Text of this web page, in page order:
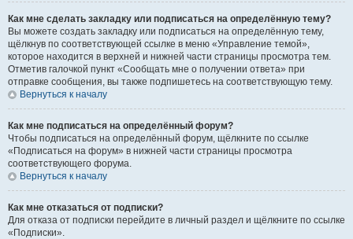
Как мне сделать закладку или подписаться на определённую тему?
Вы можете создать закладку или подписаться на определённую тему,
щёлкнув по соответствующей ссылке в меню «Управление темой»,
которое находится в верхней и нижней части страницы просмотра тем.
Отметив галочкой пункт «Сообщать мне о получении ответа» при
отправке сообщения, вы также подпишетесь на соответствующую тему.
Вернуться к началу
Как мне подписаться на определённый форум?
Чтобы подписаться на определённый форум, щёлкните по ссылке
«Подписаться на форум» в нижней части страницы просмотра
соответствующего форума.
Вернуться к началу
Как мне отказаться от подписки?
Для отказа от подписки перейдите в личный раздел и щёлкните по ссылке
«Подписки».